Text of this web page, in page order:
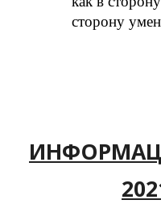
сторону